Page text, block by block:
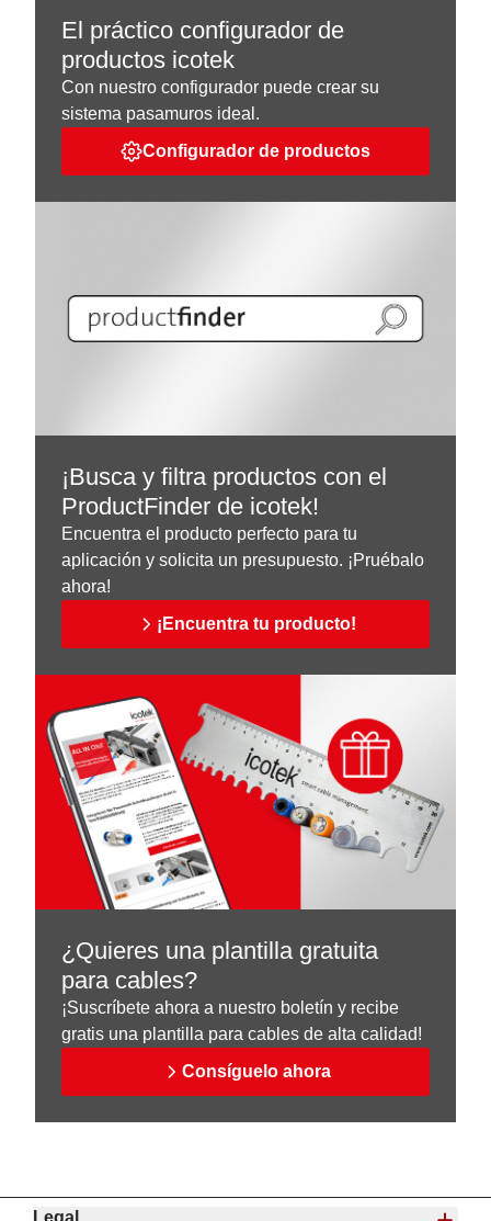
El práctico configurador de
productos icotek
Con nuestro configurador puede crear su
sistema pasamuros ideal.
Configurador de productos
¡Busca y filtra productos con el
ProductFinder de icotek!
Encuentra el producto perfecto para tu
aplicación y solicita un presupuesto. ¡Pruébalo
ahora!
¡Encuentra tu producto!
¿Quieres una plantilla gratuita
para cables?
¡Suscríbete ahora a nuestro boletín y recibe
gratis una plantilla para cables de alta calidad!
Consíguelo ahora
Legal